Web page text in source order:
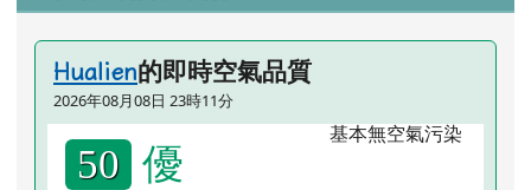
Hualien的即時空氣品質
2026年08月08日 23時11分
50 優